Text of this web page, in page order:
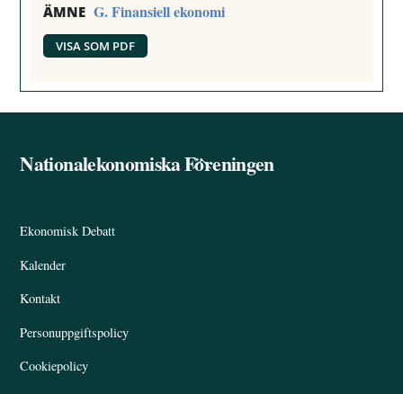
ÄMNE G. Finansiell ekonomi
VISA SOM PDF
Back
Nationalekonomiska Föreningen
Ekonomisk Debatt
Kalender
Kontakt
Personuppgiftspolicy
Cookiepolicy